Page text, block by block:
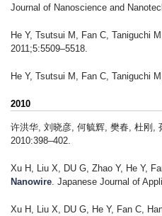
Journal of Nanoscience and
He Y, Tsutsui M, Fan C, Taniguchi
2011;5:5509–5518.
He Y, Tsutsui M, Fan C, Taniguchi
2010
许洪华, 刘晓彦, 何毓辉, 樊春, 杜刚,
2010:398–402.
Xu H, Liu X, DU G, Zhao Y, He Y,
Nanowire . Japanese Journal of
Xu H, Liu X, DU G, He Y, Fan C,